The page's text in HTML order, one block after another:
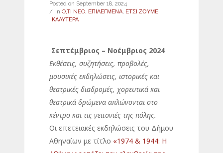
Posted on September 18, 2024
in O,TI NEO, ΕΠΙΛΕΓΜΕΝΑ, ΕΤΣΙ ΖΟΥΜΕ
ΚΑΛΥΤΕΡΑ
Σεπτέμβριος – Νοέμβριος 2024
Εκθέσεις, συζητήσεις, προβολές,
μουσικές εκδηλώσεις, ιστορικές και
θεατρικές διαδρομές, χορευτικά και
θεατρικά δρώμενα απλώνονται στο
κέντρο και τις γειτονιές της πόλης.
Οι επετειακές εκδηλώσεις του Δήμου
Αθηναίων με τίτλο «1974 & 1944: Η